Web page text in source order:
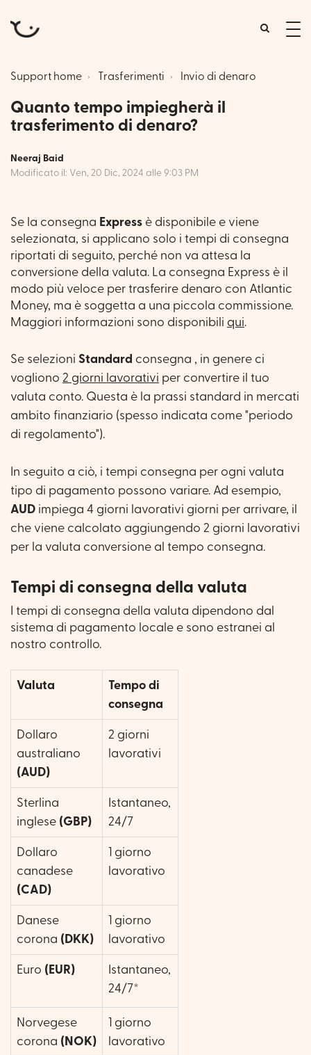
Support home Trasferimenti Invio di denaro
Quanto tempo impiegherà il
trasferimento di denaro?
Neeraj Baid
Modificato il: Ven, 20 Dic, 2024 alle 9:03 PM
Se la consegna Express è disponibile e viene
selezionata, si applicano solo i tempi di consegna
riportati di seguito, perché non va attesa la
conversione della valuta. La consegna Express è il
modo più veloce per trasferire denaro con Atlantic
Money, ma è soggetta a una piccola commissione.
Maggiori informazioni sono disponibili qui.
Se selezioni Standard consegna , in genere ci
vogliono 2 giorni lavorativi per convertire il tuo
valuta conto. Questa è la prassi standard in mercati
ambito finanziario (spesso indicata come "periodo
di regolamento").
In seguito a ciò, i tempi consegna per ogni valuta
tipo di pagamento possono variare. Ad esempio,
AUD impiega 4 giorni lavorativi giorni per arrivare, il
che viene calcolato aggiungendo 2 giorni lavorativi
per la valuta conversione al tempo consegna.
Tempi di consegna della valuta
I tempi di consegna della valuta dipendono dal
sistema di pagamento locale e sono estranei al
nostro controllo.
Valuta
Tempo di
consegna
Dollaro
australiano
(AUD)
2 giorni
lavorativi
Sterlina
inglese (GBP)
Istantaneo,
24/7
Dollaro
canadese
(CAD)
1 giorno
lavorativo
Danese
corona (DKK)
1 giorno
lavorativo
Euro (EUR)
Istantaneo,
24/7*
Norvegese
corona (NOK)
1 giorno
lavorativo